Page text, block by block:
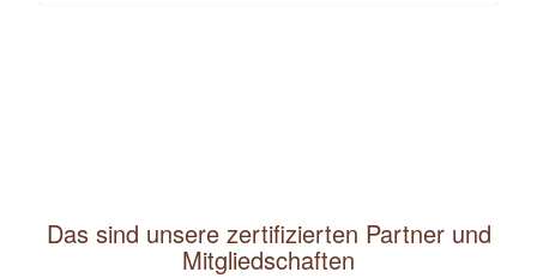
Das sind unsere zertifizierten Partner und
Mitgliedschaften